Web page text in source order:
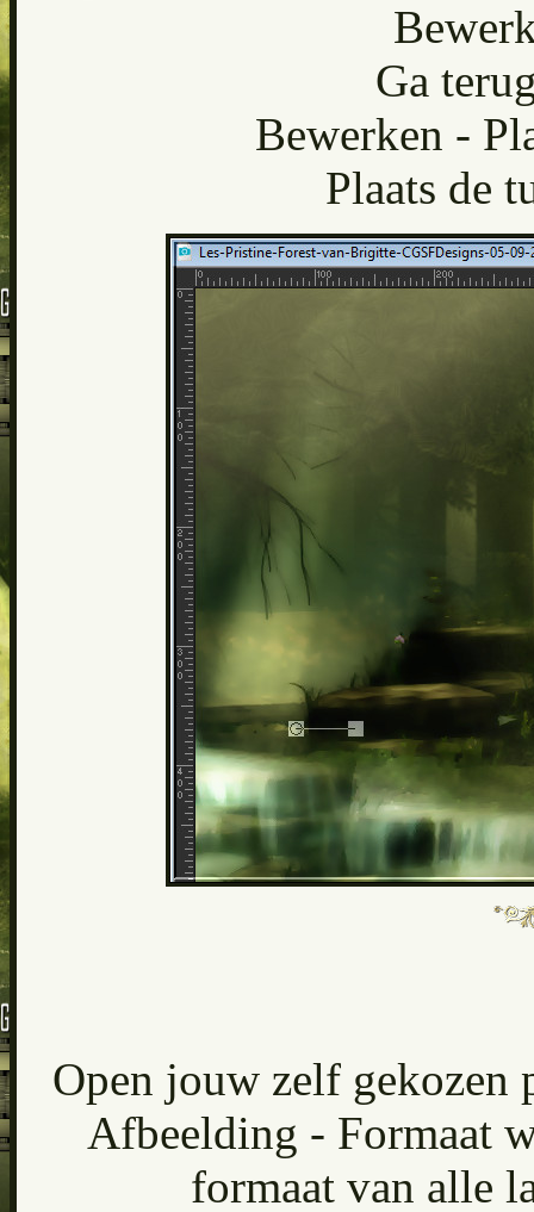
Ga
Bewerken -
Plaats de
Open jouw zelf gekozen
Afbeelding - Formaat
formaat van alle